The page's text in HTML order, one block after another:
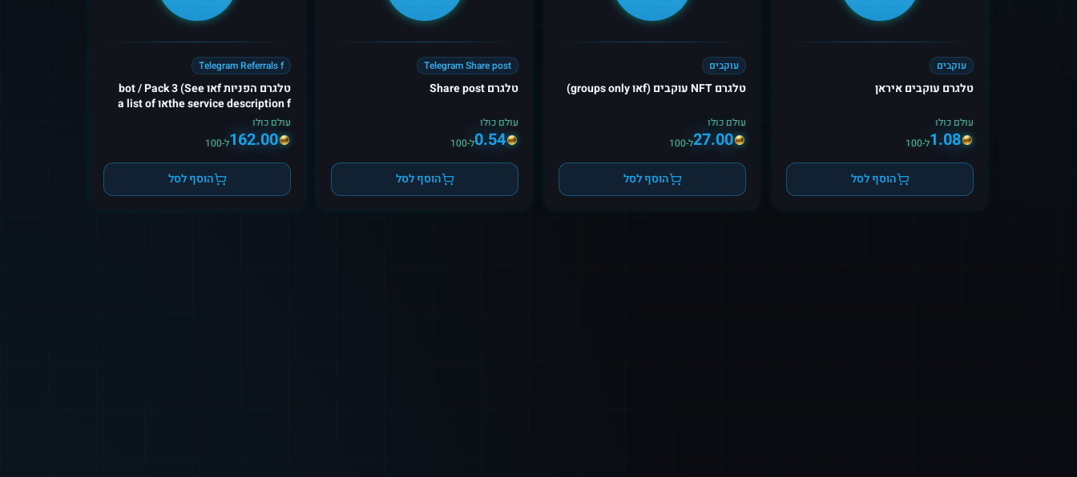
עוקבים
טלגרם עוקבים איראן
עולם כולו
1.08ל-100
הוסף לסל
עוקבים
טלגרם NFT עוקבים (fאו groups only)
עולם כולו
27.00ל-100
הוסף לסל
Telegram Share post
טלגרם Share post
עולם כולו
0.54ל-100
הוסף לסל
Telegram Referrals f
טלגרם הפניות fאו bot / Pack 3 (See
the service description fאו a list of
suppאוted bots)
עולם כולו
162.00ל-100
הוסף לסל